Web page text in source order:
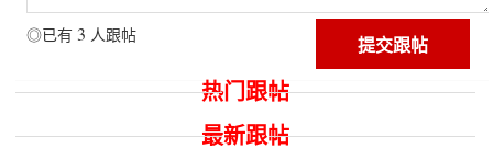
◎已有 3 人跟帖
热门跟帖
最新跟帖